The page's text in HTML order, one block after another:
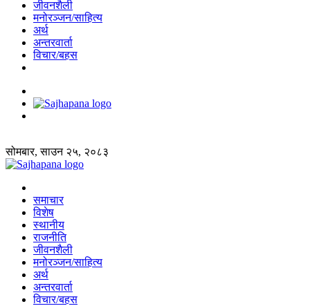
जीवनशैली
मनोरञ्जन/साहित्य
अर्थ
अन्तरवार्ता
विचार/बहस
सोमबार, साउन २५, २०८३
समाचार
विशेष
स्थानीय
राजनीति
जीवनशैली
मनोरञ्जन/साहित्य
अर्थ
अन्तरवार्ता
विचार/बहस